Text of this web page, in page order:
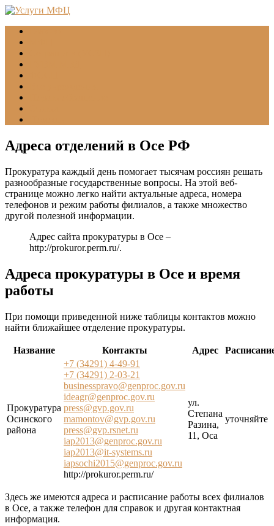
Адреса отделений в Осе РФ
Прокуратура каждый день помогает тысячам россиян решать
разнообразные государственные вопросы. На этой веб-
странице можно легко найти актуальные адреса, номера
телефонов и режим работы филиалов, а также множество
другой полезной информации.
Адрес сайта прокуратуры в Осе –
http://prokuror.perm.ru/.
Адреса прокуратуры в Осе и время
работы
При помощи приведенной ниже таблицы контактов можно
найти ближайшее отделение прокуратуры.
Название Контакты Адрес
Прокуратура
Осинского
района
+7 (34291) 4-49-91
+7 (34291) 2-03-21
businesspravo@genproc.gov.ru
ideagr@genproc.gov.ru
press@gvp.gov.ru
mamontov@gvp.gov.ru
press@gvp.rsnet.ru
iap2013@genproc.gov.ru
iap2013@it-systems.ru
iapsochi2015@genproc.gov.ru
http://prokuror.perm.ru/
ул.
Степана
Разина,
11, Оса
уточняйте
Здесь же имеются адреса и расписание работы всех филиалов
в Осе, а также телефон для справок и другая контактная
информация.